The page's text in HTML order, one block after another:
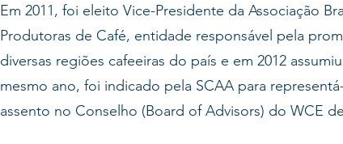
Em 2011, foi eleito Vice-Presidente da Associação
Produtoras de Café, entidade responsável pela
diversas regiões cafeeiras do país e em 2012
mesmo ano, foi indicado pela SCAA para
assento no Conselho (Board of Advisors) do WCE de